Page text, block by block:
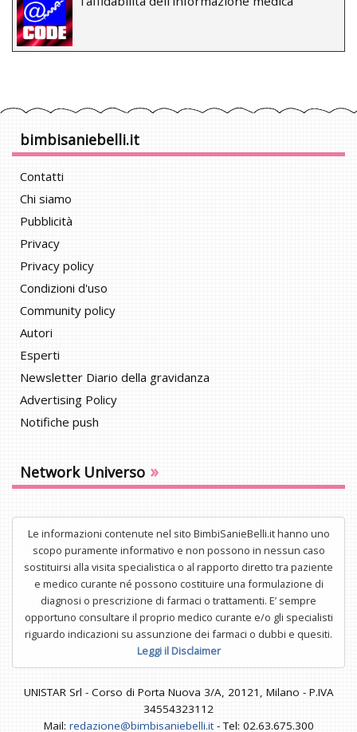
bimbisaniebelli.it
Contatti
Chi siamo
Pubblicità
Privacy
Privacy policy
Condizioni d'uso
Community policy
Autori
Esperti
Newsletter Diario della gravidanza
Advertising Policy
Notifiche push
Network Universo »
Le informazioni contenute nel sito BimbiSanieBelli.it hanno uno
scopo puramente informativo e non possono in nessun caso
sostituirsi alla visita specialistica o al rapporto diretto tra paziente
e medico curante né possono costituire una formulazione di
diagnosi o prescrizione di farmaci o trattamenti. E’ sempre
opportuno consultare il proprio medico curante e/o gli specialisti
riguardo indicazioni su assunzione dei farmaci o dubbi e quesiti.
Leggi il Disclaimer
UNISTAR Srl - Corso di Porta Nuova 3/A, 20121, Milano - P.IVA
34554323112
Mail: redazione@bimbisaniebelli.it- Tel: 02.63.675.300